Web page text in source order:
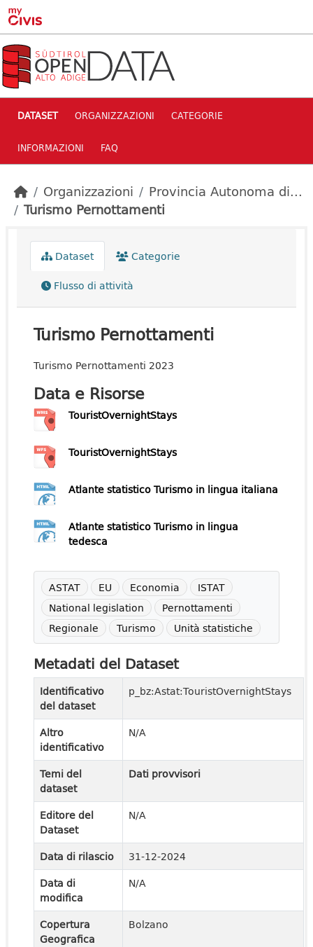
Skip to main content
DATASET ORGANIZZAZIONI CATEGORIE
INFORMAZIONI FAQ
Organizzazioni
Provincia Autonoma di...
Turismo Pernottamenti
Dataset
Categorie
Flusso di attività
Turismo Pernottamenti
Turismo Pernottamenti 2023
Data e Risorse
TouristOvernightStays
TouristOvernightStays
Atlante statistico Turismo in lingua italiana
Atlante statistico Turismo in lingua
tedesca
ASTAT EU Economia
ISTAT
National legislation
Pernottamenti
Regionale
Turismo Unità statistiche
Metadati del Dataset
Identificativo
del dataset
p_bz:Astat:TouristOvernightStays
Altro
identificativo
N/A
Temi del
dataset
Dati provvisori
Editore del
Dataset
N/A
Data di rilascio
31-12-2024
Data di
modifica
N/A
Copertura
Geografica
Bolzano